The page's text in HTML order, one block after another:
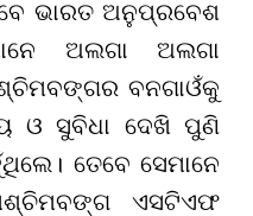
ଭାରତ ଅନୁପ୍ରବେଶ
ଅଲଗା ଅଲଗା
ବନଗାଓଁକୁ
ଓ ସୁବିଧା ଦେଖି ପୁଣି
ତେବେ ସେମାନେ
ଏସଟିଏଫ